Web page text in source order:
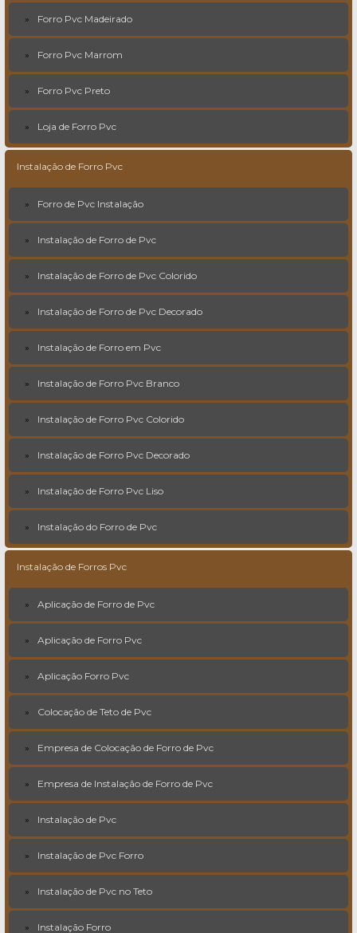
Forro Pvc Madeirado
Forro Pvc Marrom
Forro Pvc Preto
Loja de Forro Pvc
Instalação de Forro Pvc
Forro de Pvc Instalação
Instalação de Forro de Pvc
Instalação de Forro de Pvc Colorido
Instalação de Forro de Pvc Decorado
Instalação de Forro em Pvc
Instalação de Forro Pvc Branco
Instalação de Forro Pvc Colorido
Instalação de Forro Pvc Decorado
Instalação de Forro Pvc Liso
Instalação do Forro de Pvc
Instalação de Forros Pvc
Aplicação de Forro de Pvc
Aplicação de Forro Pvc
Aplicação Forro Pvc
Colocação de Teto de Pvc
Empresa de Colocação de Forro de Pvc
Empresa de Instalação de Forro de Pvc
Instalação de Pvc
Instalação de Pvc Forro
Instalação de Pvc no Teto
Instalação Forro